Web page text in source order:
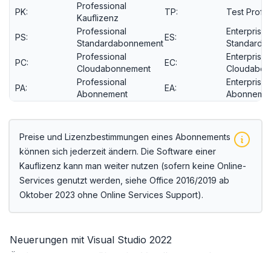
PK:
Professional
Kauflizenz
TP: Test
PS:
Professional
Standardabonnement
ES:
Enterprise
PC:
Professional
Cloudabonnement
EC:
Enterprise
PA:
Professional
Abonnement
EA:
Enterprise
Preise und Lizenzbestimmungen eines Abonnements
können sich jederzeit ändern. Die Software einer
Kauflizenz kann man weiter nutzen (sofern keine Online-
Services genutzt werden, siehe Office 2016/2019 ab
Oktober 2023 ohne Online Services Support).
Neuerungen mit Visual Studio 2022